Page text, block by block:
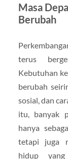
Masa
Berubah
terus
Kebutuhan
berubah
sosial, dan
itu, banyak
hanya
tetapi juga
hidup